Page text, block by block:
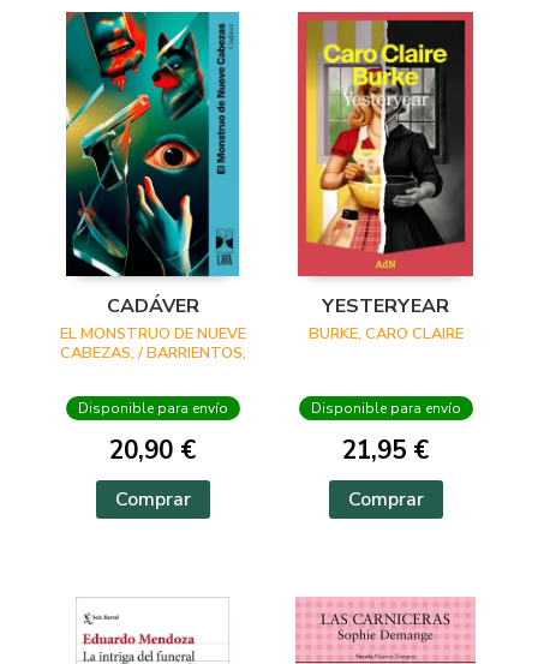
CADÁVER
EL MONSTRUO DE NUEVE
CABEZAS, / BARRIENTOS,
GROSSMAN, LUCILA /
ANCIRA, LOLA / RIVERO,
LUIS CARLOS / REYES,
KAREN A
Disponible para envío
20,90 €
Comprar
YESTERYEAR
BURKE, CARO CLAIRE
Disponible para envío
21,95 €
Comprar